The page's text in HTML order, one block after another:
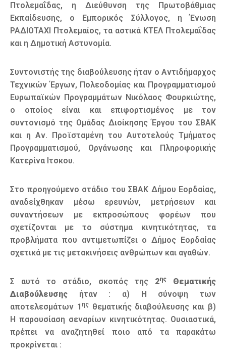
Πτολεμαΐδας, η Διεύθυνση της Πρωτοβάθμιας
Εκπαίδευσης, ο Εμπορικός Σύλλογος, η Ένωση
ΡΑΔΙΟΤΑΧΙ Πτολεμαίος, τα αστικά ΚΤΕΛ Πτολεμαΐδας
και η Δημοτική Αστυνομία.
Συντονιστής της διαβούλευσης ήταν ο Αντιδήμαρχος
Τεχνικών Έργων, Πολεοδομίας και Προγραμματισμού
Ευρωπαϊκών Προγραμμάτων Νικόλαος Φουρκιώτης,
ο οποίος είναι και επιφορτισμένος με τον
συντονισμό της Ομάδας Διοίκησης Έργου του ΣΒΑΚ
και η Αν. Προϊσταμένη του Αυτοτελούς Τμήματος
Προγραμματισμού, Οργάνωσης και Πληροφορικής
Κατερίνα Ιτσκου.
Στο προηγούμενο στάδιο του ΣΒΑΚ Δήμου Εορδαίας,
αναδείχθηκαν μέσω ερευνών, μετρήσεων και
συναντήσεων με εκπροσώπους φορέων που
σχετίζονται με το σύστημα κινητικότητας, τα
προβλήματα που αντιμετωπίζει ο Δήμος Εορδαίας
σχετικά με τις μετακινήσεις ανθρώπων και αγαθών.
Σ αυτό το στάδιο, σκοπός της 2ηςΘεματικής
Διαβούλευσης ήταν : α) Η σύνοψη των
αποτελεσμάτων 1 ηςθεματικής διαβούλευσης και β)
Η παρουσίαση σεναρίων κινητικότητας. Ουσιαστικά,
πρέπει να αναζητηθεί ποιο από τα παρακάτω
προκρίνεται :